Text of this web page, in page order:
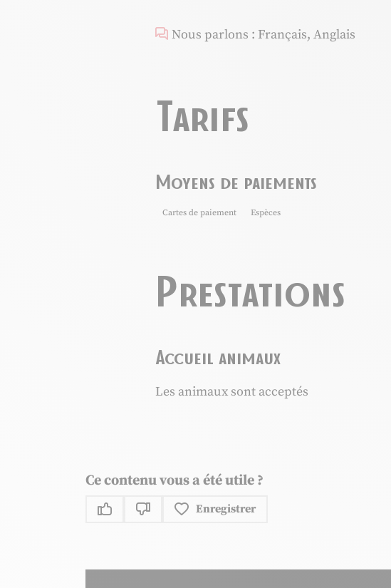
Nous parlons : Français, Anglais
Tarifs
Moyens de paiements
Cartes de paiement Espèces
Prestations
Accueil animaux
Les animaux sont acceptés
Ce contenu vous a été utile ?
Enregistrer